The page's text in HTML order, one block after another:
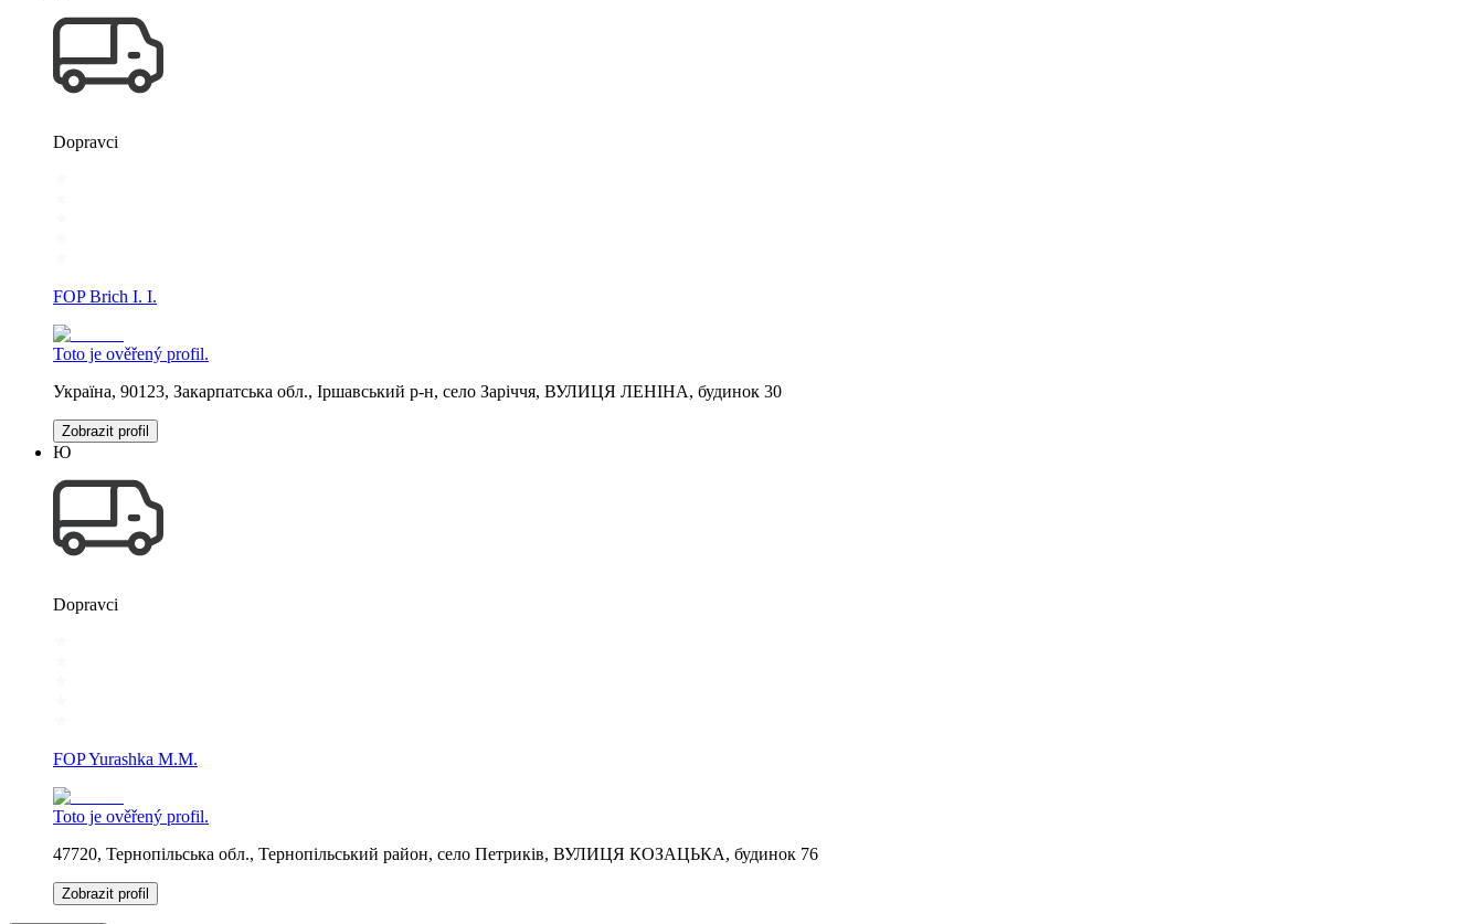
Dopravci
FOP Brich I. I.
Toto je ověřený profil.
Україна, 90123, Закарпатська обл., Іршавський р-н, село Заріччя, ВУЛИЦЯ ЛЕНІНА, будинок 30
Zobrazit profil
Ю
Dopravci
FOP Yurashka M.M.
Toto je ověřený profil.
47720, Тернопільська обл., Тернопільський район, село Петриків, ВУЛИЦЯ КОЗАЦЬКА, будинок 76
Zobrazit profil